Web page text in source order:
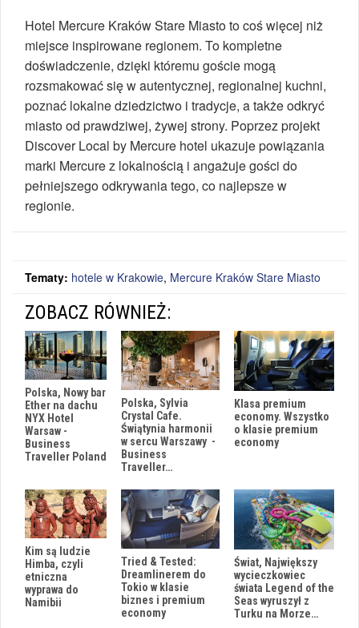
Hotel Mercure Kraków Stare Miasto to coś więcej niż
miejsce inspirowane regionem. To kompletne
doświadczenie, dzięki któremu goście mogą
rozsmakować się w autentycznej, regionalnej kuchni,
poznać lokalne dziedzictwo i tradycje, a także odkryć
miasto od prawdziwej, żywej strony. Poprzez projekt
Discover Local by Mercure hotel ukazuje powiązania
marki Mercure z lokalnością i angażuje gości do
pełniejszego odkrywania tego, co najlepsze w
regionie.
Tematy: hotele w Krakowie, Mercure Kraków Stare Miasto
ZOBACZ RÓWNIEŻ:
Polska, Nowy bar
Ether na dachu
NYX Hotel
Warsaw -
Business
Traveller Poland
Polska, Sylvia
Crystal Cafe.
Świątynia harmonii
w sercu Warszawy -
Business
Traveller…
Klasa premium
economy. Wszystko
o klasie premium
economy
Kim są ludzie
Himba, czyli
etniczna
wyprawa do
Namibii
Tried & Tested:
Dreamlinerem do
Tokio w klasie
biznes i premium
economy
Świat, Największy
wycieczkowiec
świata Legend of the
Seas wyruszył z
Turku na Morze…